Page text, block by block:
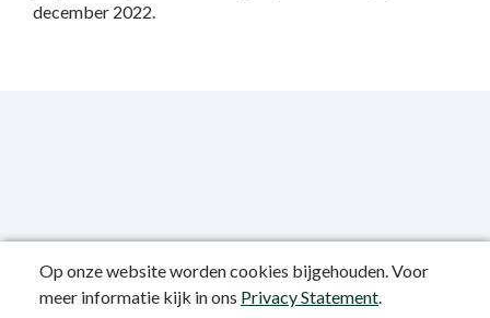
december 2022.
Op onze website worden cookies bijgehouden. Voor
meer informatie kijk in ons Privacy Statement.